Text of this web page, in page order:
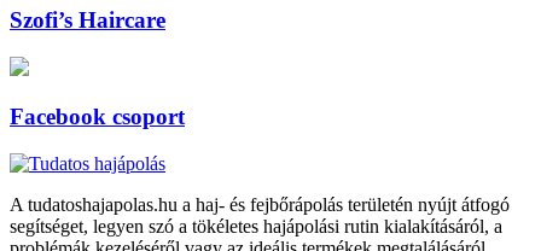
Szofi’s Haircare
Facebook csoport
A tudatoshajapolas.hu a haj- és fejbőrápolás területén nyújt átfogó
segítséget, legyen szó a tökéletes hajápolási rutin kialakításáról, a